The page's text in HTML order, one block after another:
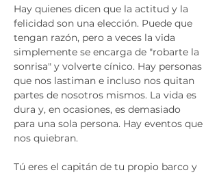
Hay quienes dicen que la actitud y la
felicidad son una elección. Puede que
tengan razón, pero a veces la vida
simplemente se encarga de "robarte la
sonrisa" y volverte cínico. Hay personas
que nos lastiman e incluso nos quitan
partes de nosotros mismos. La vida es
dura y, en ocasiones, es demasiado
para una sola persona. Hay eventos que
nos quiebran.
Tú eres el capitán de tu propio barco y